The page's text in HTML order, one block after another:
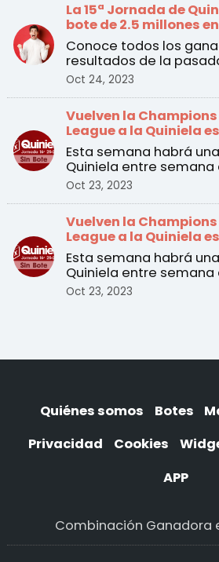
La 15ª Jornada de
bote de 2.5 millones
ganadoras
Conoce todos los
resultados de la
Quiniela
Oct 24, 2023
Vuelven la Champions
League a la Quiniela
Esta semana habrá
Quiniela entre semana
Oct 23, 2023
Vuelven la Champions
League a la Quiniela
Esta semana habrá
Quiniela entre semana
Oct 23, 2023
Quiénes somos Botes
Privacidad
Cookies
APP
Combinación Ganadora